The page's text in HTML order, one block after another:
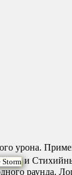
урона.
Stormи
раунда.